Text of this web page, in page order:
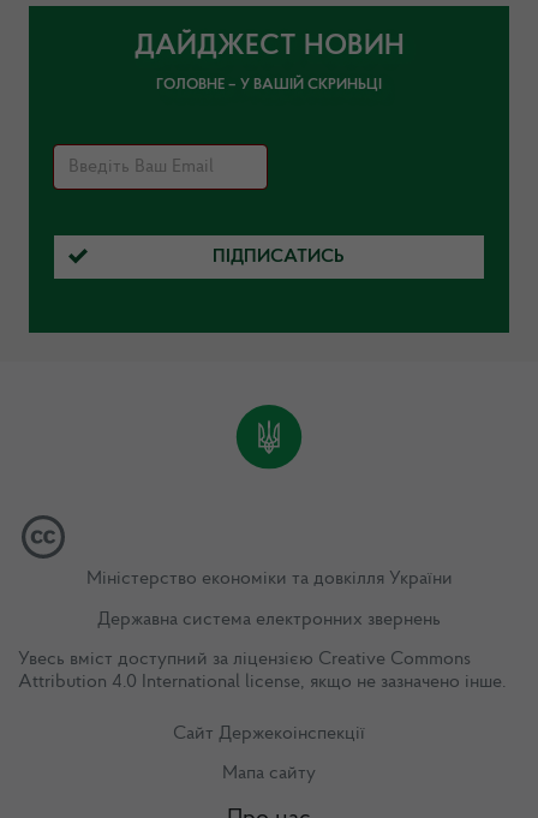
ДАЙДЖЕСТ НОВИН
ГОЛОВНЕ – У ВАШІЙ СКРИНЬЦІ
ПІДПИСАТИСЬ
Міністерство економіки та довкілля України
Державна система електронних звернень
Увесь вміст доступний за ліцензією Creative Commons
Attribution 4.0 International license, якщо не зазначено інше.
Сайт Держекоінспекції
Мапа сайту